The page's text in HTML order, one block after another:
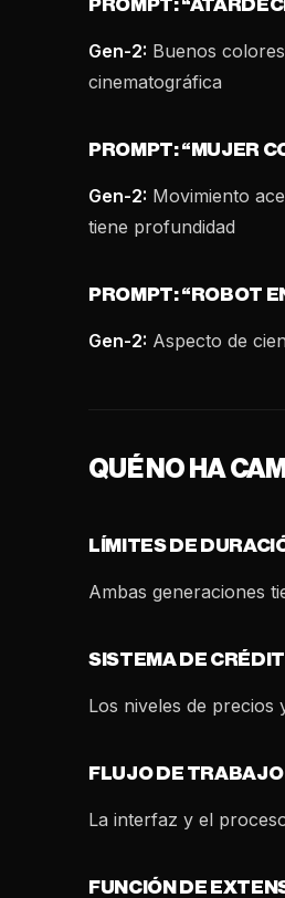
PROMPT:
Gen-2: Buenos
cinematográfica
PROMPT: “MUJER
Gen-2: Movimiento
tiene profundidad
PROMPT: “ROBOT
Gen-2: Aspecto de
QUÉ NO HA
LÍMITES DE
Ambas generaciones
SISTEMA DE
Los niveles de precios
FLUJO DE
La interfaz y el
FUNCIÓN DE